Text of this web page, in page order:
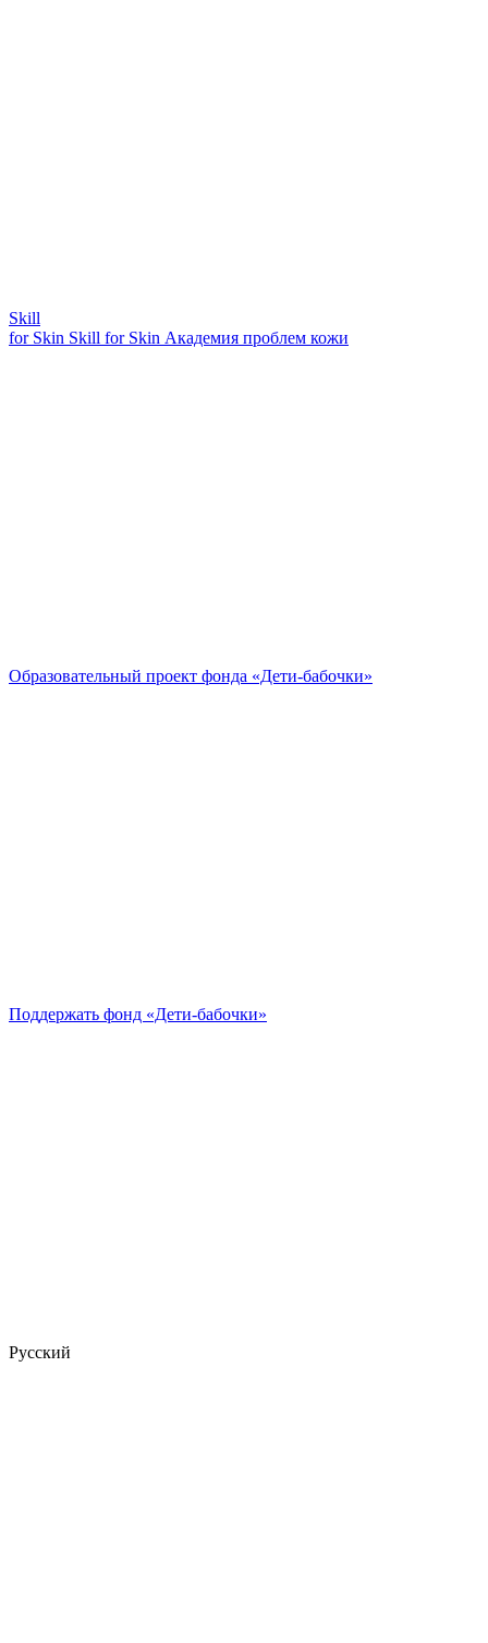
Skill
for Skin Skill for Skin Академия проблем кожи
Образовательный проект фонда «Дети-бабочки»
Поддержать фонд «Дети-бабочки»
Русский